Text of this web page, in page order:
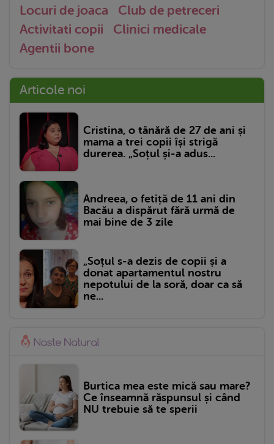
Locuri de joaca
Club de petreceri
Activitati copii
Clinici medicale
Agentii bone
Articole noi
Cristina, o tânără de 27 de ani și
mama a trei copii își strigă
durerea. „Soțul și-a adus...
Andreea, o fetiță de 11 ani din
Bacău a dispărut fără urmă de
mai bine de 3 zile
„Soțul s-a dezis de copii și a
donat apartamentul nostru
nepotului de la soră, doar ca să
ne...
Burtica mea este mică sau mare?
Ce înseamnă răspunsul și când
NU trebuie să te sperii